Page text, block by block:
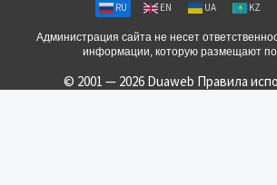
RU EN UA KZ
Администрация сайта не несет
информации, которую размещают
© 2001 — 2026 Duaweb Правила